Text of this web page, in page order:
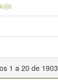
1 a 20 de 1903